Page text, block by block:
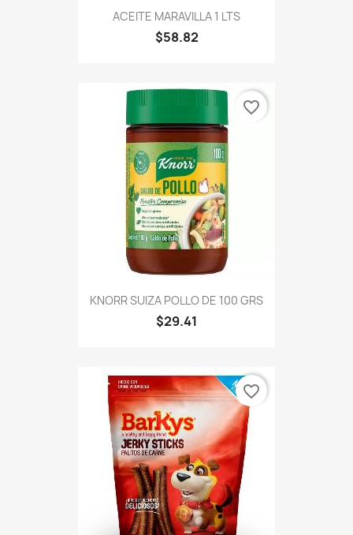
ACEITE MARAVILLA 1 LTS
$58.82
KNORR SUIZA POLLO DE 100 GRS
$29.41
favorite_border
favorite_border